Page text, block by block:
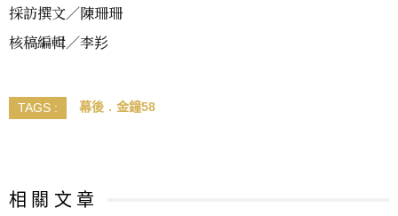
採訪撰文／陳珊珊
核稿編輯／李羏
TAGS : 幕後 金鐘58
相 關 文 章